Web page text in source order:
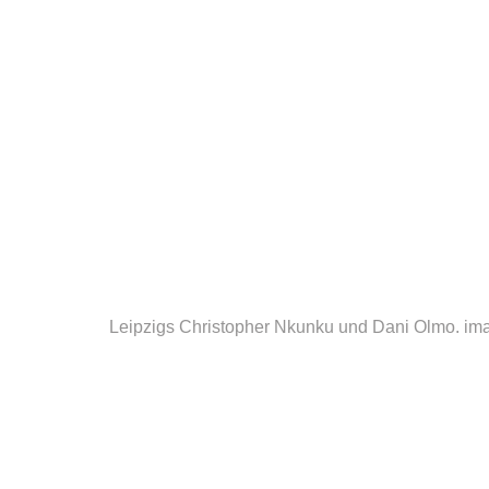
Leipzigs Christopher Nkunku und Dani Olmo.